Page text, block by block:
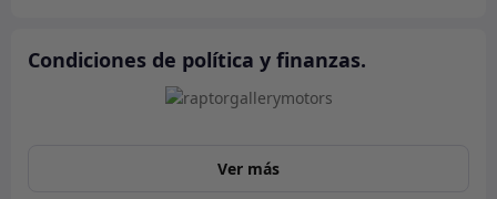
Condiciones de política y finanzas.
Ver más